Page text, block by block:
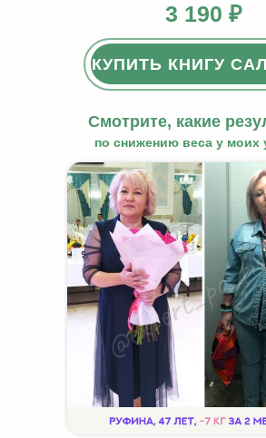
3 190 ₽
КУПИТЬ КНИГУ
по снижению веса у моих
Смотрите, какие